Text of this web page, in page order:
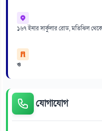
১৬৭ ইনার সার্কুলার রোড, মতিঝিল
ও
যোগাযোগ